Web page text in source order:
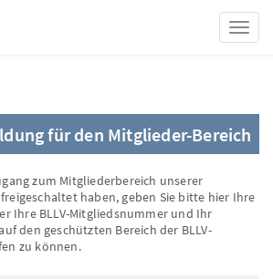
für den Mitglieder-Bereich
zum Mitgliederbereich unserer
haben, geben Sie bitte hier Ihre
Ihre BLLV-Mitgliedsnummer und Ihr
den geschützten Bereich der BLLV-
zu können.